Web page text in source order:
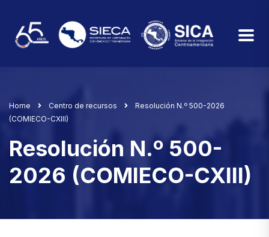
Home Centro de recursos
Resolución N.º 500-2026
(COMIECO-CXIII)
Resolución N.º 500-
2026 (COMIECO-CXIII)